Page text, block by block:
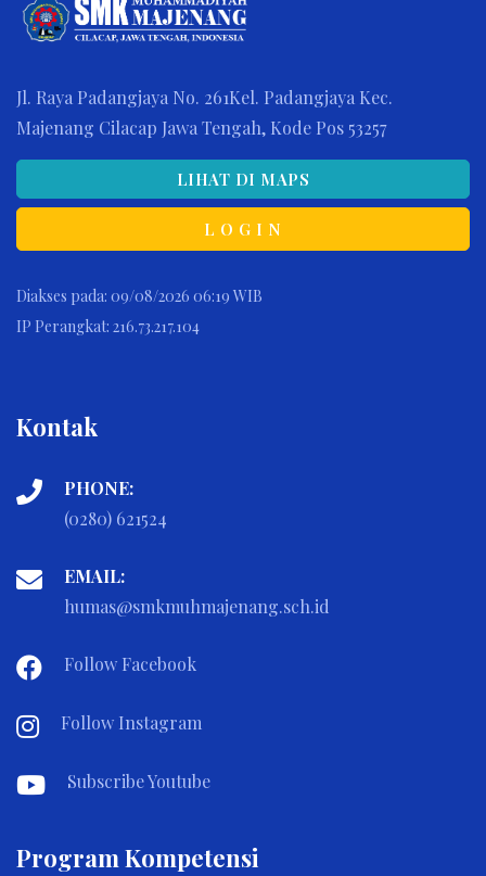
Jl. Raya Padangjaya No. 261Kel. Padangjaya Kec.
Majenang Cilacap Jawa Tengah, Kode Pos 53257
LIHAT DI MAPS
L O G I N
Diakses pada: 09/08/2026 06:19 WIB
IP Perangkat: 216.73.217.104
Kontak
PHONE:
(0280) 621524
EMAIL:
humas@smkmuhmajenang.sch.id
Follow Facebook
Follow Instagram
Subscribe Youtube
Program Kompetensi